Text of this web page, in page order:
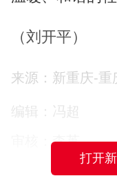
（刘开平）
来源：新重庆-重
编辑：冯超
审核：李苒
主编：王萃
打开